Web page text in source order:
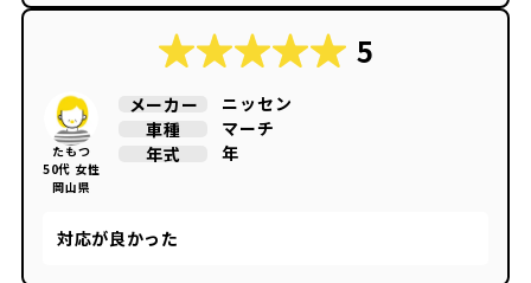
5
たもつ
50代 女性
岡山県
メーカー
ニッセン
車種
マーチ
年式
年
対応が良かった